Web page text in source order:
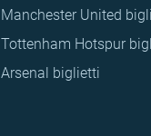
Manchester United
Tottenham Hotspur
Arsenal biglietti